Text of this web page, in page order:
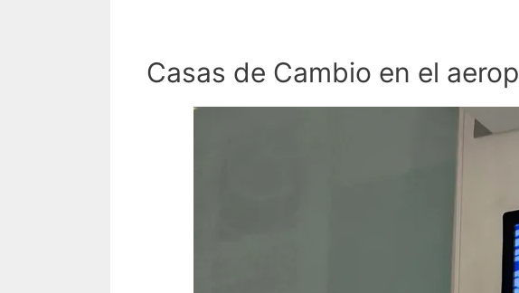
Casas de Cambio en el